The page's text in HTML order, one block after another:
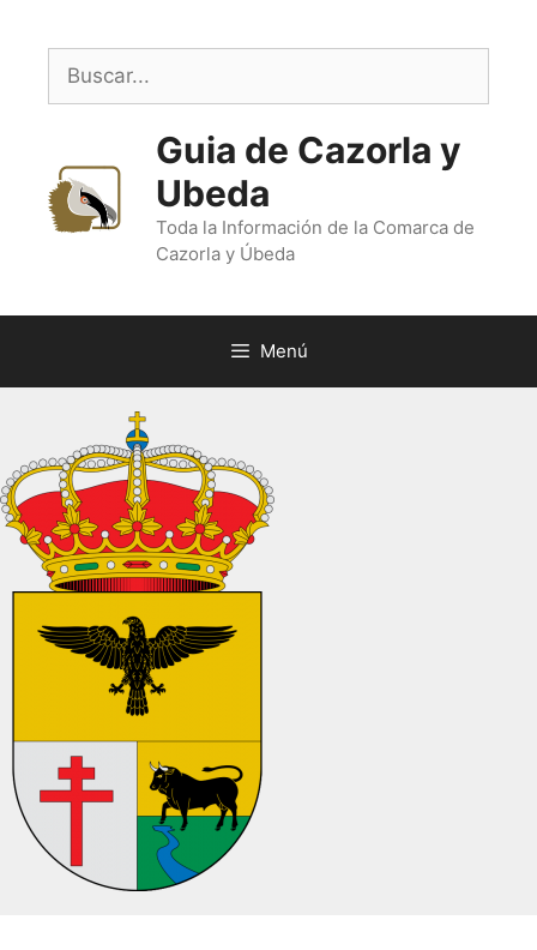
contenido
Buscar:
Guia de Cazorla y
Ubeda
Toda la Información de la Comarca de
Cazorla y Úbeda
Menú